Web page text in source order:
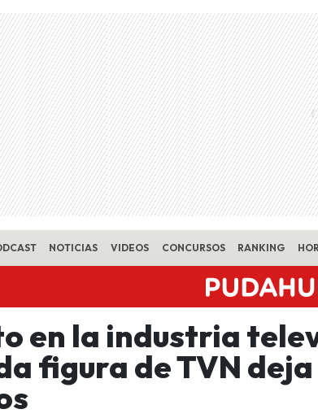
NOTICIAS VIDEOS CONCURSOS RANKING
en la industria
figura de TVN